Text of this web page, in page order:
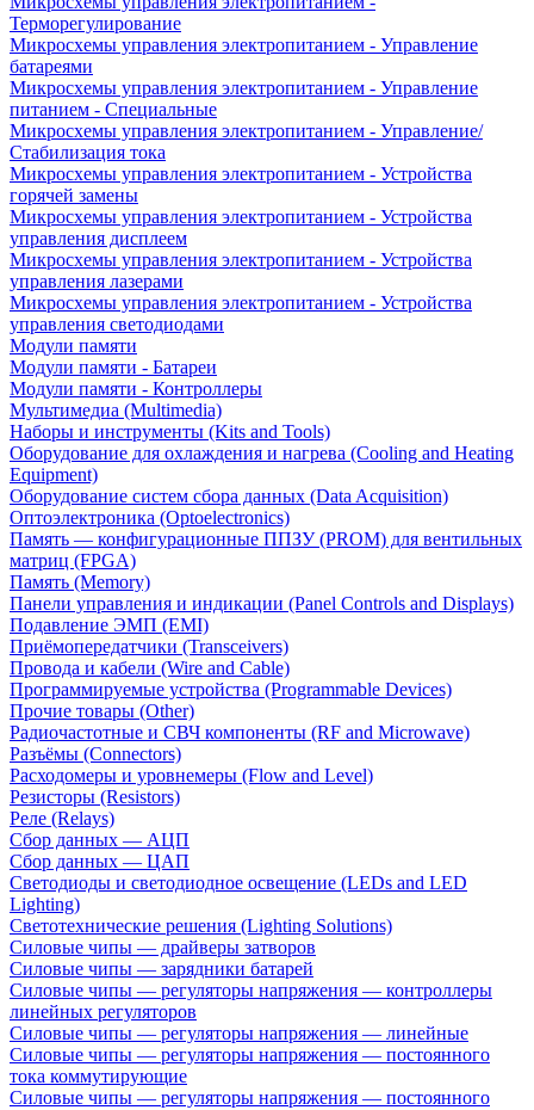
Терморегулирование
Микросхемы управления электропитанием - Управление
батареями
Микросхемы управления электропитанием - Управление
питанием - Специальные
Микросхемы управления электропитанием - Управление/
Стабилизация тока
Микросхемы управления электропитанием - Устройства
горячей замены
Микросхемы управления электропитанием - Устройства
управления дисплеем
Микросхемы управления электропитанием - Устройства
управления лазерами
Микросхемы управления электропитанием - Устройства
управления светодиодами
Модули памяти
Модули памяти - Батареи
Модули памяти - Контроллеры
Мультимедиа (Multimedia)
Наборы и инструменты (Kits and Tools)
Оборудование для охлаждения и нагрева (Cooling and Heating
Equipment)
Оборудование систем сбора данных (Data Acquisition)
Оптоэлектроника (Optoelectronics)
Память — конфигурационные ППЗУ (PROM) для вентильных
матриц (FPGA)
Память (Memory)
Панели управления и индикации (Panel Controls and Displays)
Подавление ЭМП (EMI)
Приёмопередатчики (Transceivers)
Провода и кабели (Wire and Cable)
Программируемые устройства (Programmable Devices)
Прочие товары (Other)
Радиочастотные и СВЧ компоненты (RF and Microwave)
Разъёмы (Connectors)
Расходомеры и уровнемеры (Flow and Level)
Резисторы (Resistors)
Реле (Relays)
Сбор данных — АЦП
Сбор данных — ЦАП
Светодиоды и светодиодное освещение (LEDs and LED
Lighting)
Светотехнические решения (Lighting Solutions)
Силовые чипы — драйверы затворов
Силовые чипы — зарядники батарей
Силовые чипы — регуляторы напряжения — контроллеры
линейных регуляторов
Силовые чипы — регуляторы напряжения — линейные
Силовые чипы — регуляторы напряжения — постоянного
тока коммутирующие
Силовые чипы — регуляторы напряжения — постоянного